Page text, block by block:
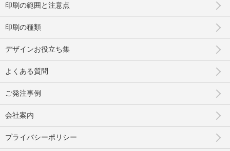
印刷の範囲と注意点
印刷の種類
デザインお役立ち集
よくある質問
ご発注事例
会社案内
プライバシーポリシー